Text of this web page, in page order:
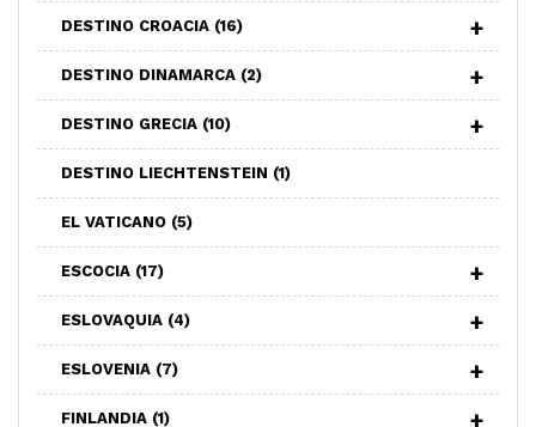
DESTINO CROACIA (16)
DESTINO DINAMARCA (2)
DESTINO GRECIA (10)
DESTINO LIECHTENSTEIN (1)
EL VATICANO (5)
ESCOCIA (17)
ESLOVAQUIA (4)
ESLOVENIA (7)
FINLANDIA (1)